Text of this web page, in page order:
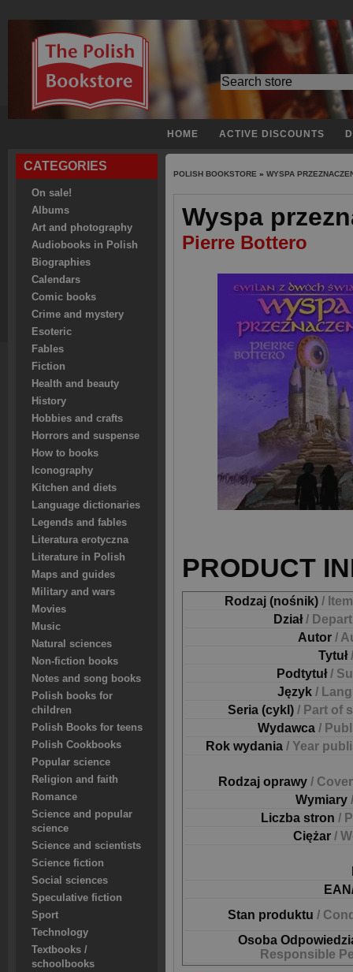
HOME ACTIVE DISCOUNTS
CATEGORIES
On sale!
Albums
Art and photography
Audiobooks in Polish
Biographies
Calendars
Comic books
Crime and mystery
Esoteric
Fables
Fiction
Health and beauty
History
Hobbies and crafts
Horrors and suspense
How to books
Iconography
Kitchen and diets
Language dictionaries
Legends and fables
Literatura erotyczna
Literature in Polish
Maps and guides
Military and wars
Movies
Music
Natural sciences
Non-fiction books
Notes and song books
Polish books for
children
Polish Books for teens
Polish Cookbooks
Popular science
Religion and faith
Romance
Science and popular
science
Science and scientists
Science fiction
Social sciences
Speculative fiction
Sport
Technology
Textbooks /
schoolbooks
POLISH BOOKSTORE » WYSPA
Wyspa
Pierre Bottero
PRODUCT
Rodzaj (nośnik) /
Dział/
Autor /
Tytuł
Podtytuł/
Język /
Seria (cykl) / Part of
Wydawca /
Rok wydania / Year
Rodzaj oprawy /
Wymiary
Liczba stron /
Ciężar /
Stan produktu /
Osoba
Responsible